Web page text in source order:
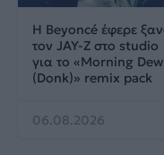
Η Beyoncé έφερε
τον JAY-Z στο studio
για το «Morning Dew
(Donk)» remix pack
06.08.2026